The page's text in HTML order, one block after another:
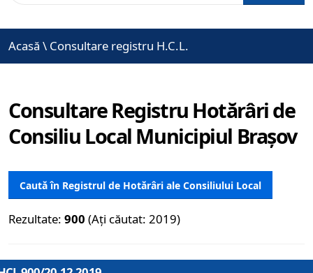
Acasă \ Consultare registru H.C.L.
Consultare Registru Hotărâri de
Consiliu Local Municipiul Brașov
Caută în Registrul de Hotărâri ale Consiliului Local
Rezultate: 900 (Ați căutat: 2019)